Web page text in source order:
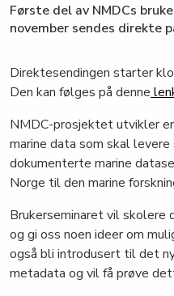
Første del av NMDCs
november sendes direkte
Direktesendingen starter
Den kan følges på denne
NMDC-prosjektet utvikler
marine data som skal
dokumenterte marine
Norge til den marine
Brukerseminaret vil
og gi oss noen ideer om
også bli introdusert til det
metadata og vil få prøve